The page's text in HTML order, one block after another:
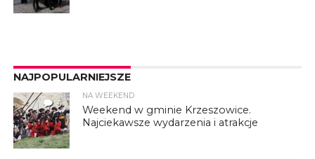
NAJPOPULARNIEJSZE
4
NA WEEKEND
Weekend w gminie Krzeszowice.
Najciekawsze wydarzenia i atrakcje